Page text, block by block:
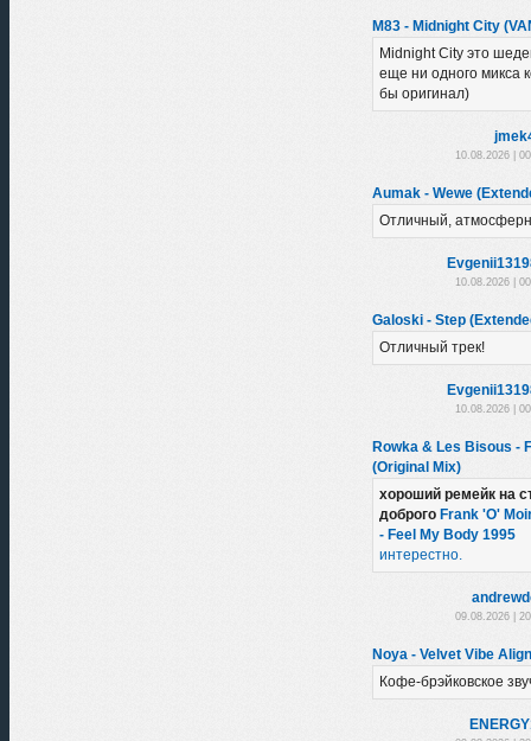
M83 - Midnight City
Midnight City это
еще ни одного микса
бы оригинал)
10.08.2026 |
Aumak - Wewe
Отличный,
10.08.2026 |
Galoski - Step
Отличный трек!
10.08.2026 |
Rowka & Les Bisous -
(Original Mix)
хороший ремейк на
доброго Frank 'O'
- Feel My Body 1995
интерестно.
09.08.2026 |
Noya - Velvet Vibe
Кофе-брэйковское